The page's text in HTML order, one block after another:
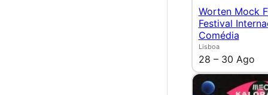
Worten Mock
Festival
Comédia
Lisboa
28 – 30 Ago